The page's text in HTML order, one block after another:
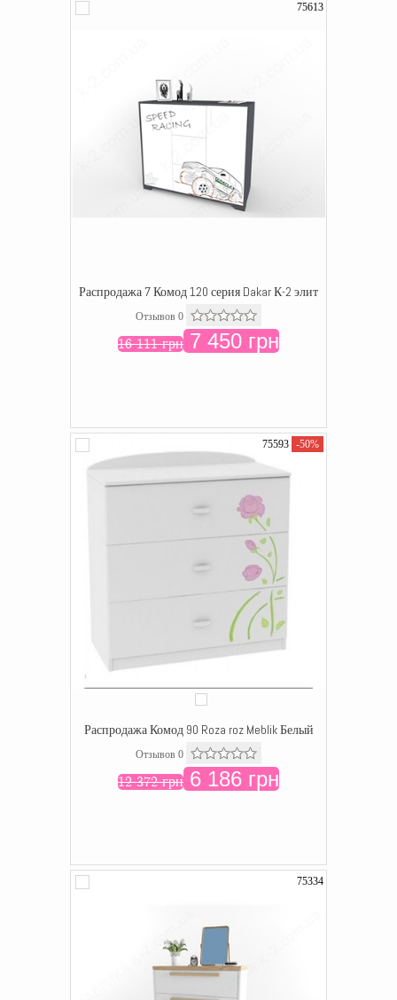
75613
Распродажа 7 Комод 120 серия Dakar К-2 элит
Отзывов 0
16 111 грн 7 450 грн
75593 -50%
Распродажа Комод 90 Roza roz Meblik Белый
Отзывов 0
12 372 грн 6 186 грн
75334